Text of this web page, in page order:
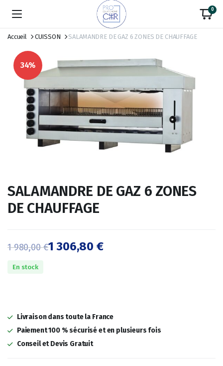
0
Accueil CUISSON SALAMANDRE DE GAZ 6 ZONES DE CHAUFFAGE
34%
SALAMANDRE DE GAZ 6 ZONES
DE CHAUFFAGE
1 980,00€
était :
1
980,00 €.
1 306,80 €
est :
1
306,80 €.
En stock
Livraison dans toute la France
Paiement 100 % sécurisé et en plusieurs fois
Conseil et Devis Gratuit